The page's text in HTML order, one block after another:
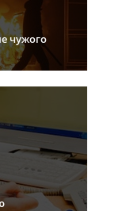
чужого